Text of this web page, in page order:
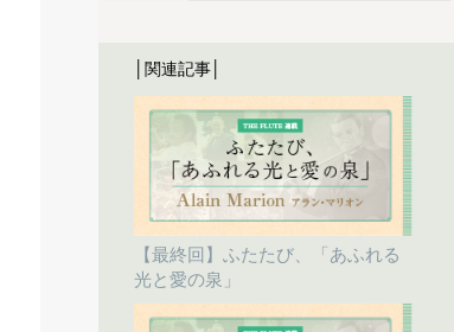
│関連記事│
【最終回】ふたたび、「あふれる
光と愛の泉」